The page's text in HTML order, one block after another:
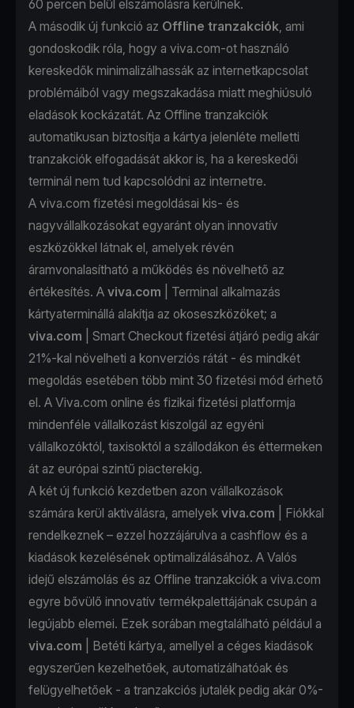
60 percen belül elszámolásra kerülnek.
A második új funkció az Offline tranzakciók, ami
gondoskodik róla, hogy a viva.com-ot használó
kereskedők minimalizálhassák az internetkapcsolat
problémáiból vagy megszakadása miatt meghiúsuló
eladások kockázatát. Az Offline tranzakciók
automatikusan biztosítja a kártya jelenléte melletti
tranzakciók elfogadását akkor is, ha a kereskedői
terminál nem tud kapcsolódni az internetre.
A viva.com fizetési megoldásai kis- és
nagyvállalkozásokat egyaránt olyan innovatív
eszközökkel látnak el, amelyek révén
áramvonalasítható a működés és növelhető az
értékesítés. A viva.com | Terminal alkalmazás
kártyaterminállá alakítja az okoseszközöket; a
viva.com | Smart Checkout fizetési átjáró pedig akár
21%-kal növelheti a konverziós rátát - és mindkét
megoldás esetében több mint 30 fizetési mód érhető
el. A Viva.com online és fizikai fizetési platformja
mindenféle vállalkozást kiszolgál az egyéni
vállalkozóktól, taxisoktól a szállodákon és éttermeken
át az európai szintű piacterekig.
A két új funkció kezdetben azon vállalkozások
számára kerül aktiválásra, amelyek viva.com | Fiókkal
rendelkeznek – ezzel hozzájárulva a cashflow és a
kiadások kezelésének optimalizálásához. A Valós
idejű elszámolás és az Offline tranzakciók a viva.com
egyre bővülő innovatív termékpalettájának csupán a
legújabb elemei. Ezek sorában megtalálható például a
viva.com | Betéti kártya, amellyel a céges kiadások
egyszerűen kezelhetőek, automatizálhatóak és
felügyelhetőek - a tranzakciós jutalék pedig akár 0%-